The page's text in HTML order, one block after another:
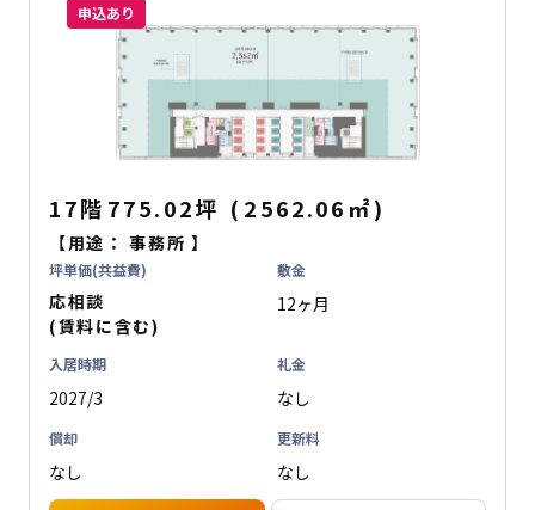
申込あり
17階 775.02坪 ( 2562.06 ㎡)
【用途：事務所 】
坪単価(共益費)
応相談
(賃料に含む)
敷金
12ヶ月
入居時期
2027/3
礼金
なし
償却
なし
更新料
なし